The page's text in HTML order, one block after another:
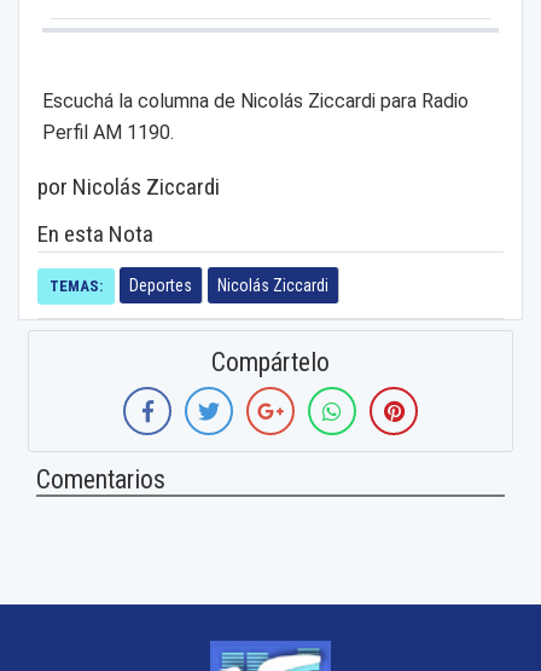
Escuchá la columna de Nicolás Ziccardi para Radio
Perfil AM 1190.
por Nicolás Ziccardi
En esta Nota
TEMAS: Deportes Nicolás Ziccardi
Compártelo
Comentarios